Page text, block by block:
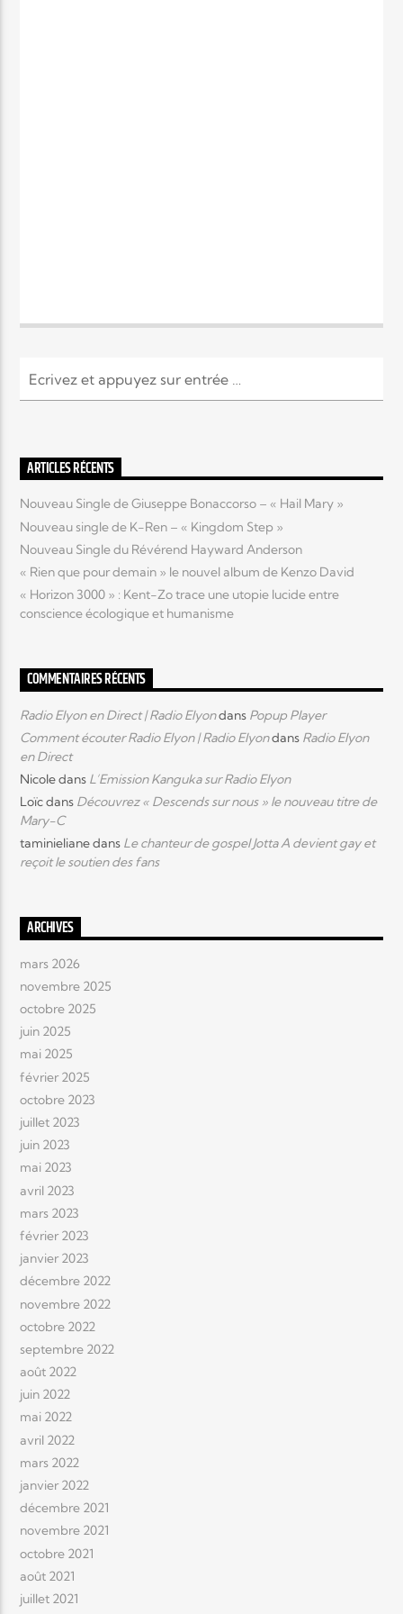
ARTICLES RÉCENTS
Nouveau Single de Giuseppe Bonaccorso – « Hail Mary »
Nouveau single de K-Ren – « Kingdom Step »
Nouveau Single du Révérend Hayward Anderson
« Rien que pour demain » le nouvel album de Kenzo David
« Horizon 3000 » : Kent-Zo trace une utopie lucide entre
conscience écologique et humanisme
COMMENTAIRES RÉCENTS
Radio Elyon en Direct | Radio Elyondans Popup Player
Comment écouter Radio Elyon | Radio Elyondans Radio Elyon
en Direct
Nicoledans L’Emission Kanguka sur Radio Elyon
Loïcdans Découvrez « Descends sur nous » le nouveau titre de
Mary-C
taminielianedans Le chanteur de gospel Jotta A devient gay et
reçoit le soutien des fans
ARCHIVES
mars 2026
novembre 2025
octobre 2025
juin 2025
mai 2025
février 2025
octobre 2023
juillet 2023
juin 2023
mai 2023
avril 2023
mars 2023
février 2023
janvier 2023
décembre 2022
novembre 2022
octobre 2022
septembre 2022
août 2022
juin 2022
mai 2022
avril 2022
mars 2022
janvier 2022
décembre 2021
novembre 2021
octobre 2021
août 2021
juillet 2021